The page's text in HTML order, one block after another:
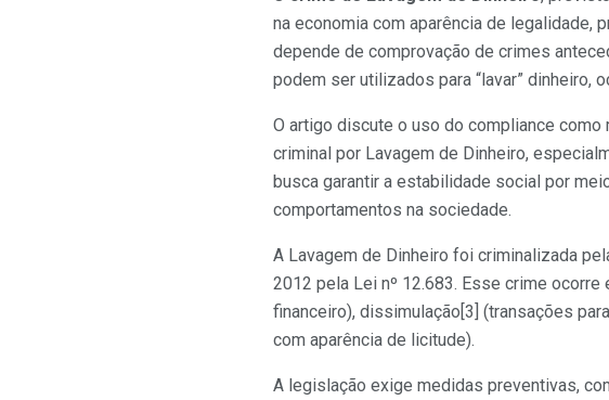
na economia com aparência de legalidade,
depende de comprovação de crimes
podem ser utilizados para “lavar” dinheiro,
O artigo discute o uso do compliance
criminal por Lavagem de Dinheiro,
busca garantir a estabilidade social por
comportamentos na sociedade.
A Lavagem de Dinheiro foi criminalizada
2012 pela Lei nº 12.683. Esse crime
financeiro), dissimulação[3] (transações
com aparência de licitude).
A legislação exige medidas preventivas,